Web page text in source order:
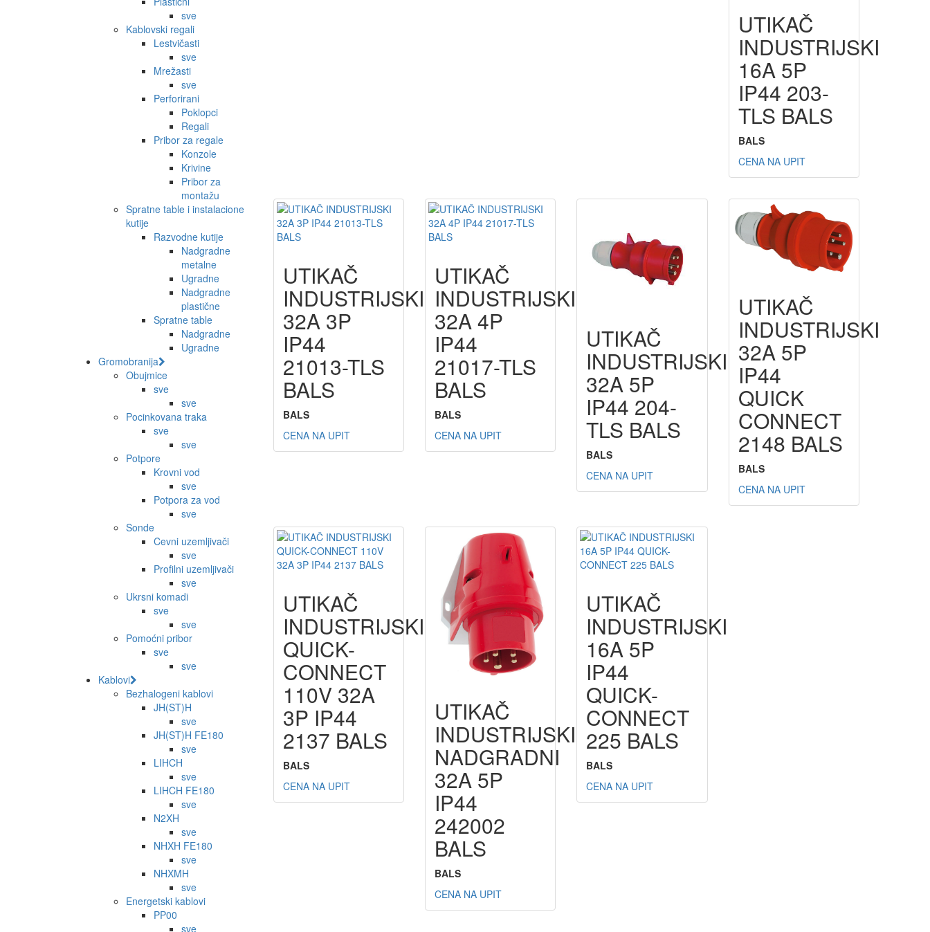
sve
Kablovski regali
Lestvičasti
sve
Mrežasti
sve
Perforirani
Poklopci
Regali
Pribor za regale
Konzole
Krivine
Pribor za
montažu
Spratne table i instalacione
kutije
Razvodne kutije
Nadgradne
metalne
Ugradne
Nadgradne
plastične
Spratne table
Nadgradne
Ugradne
Gromobranija
Obujmice
sve
sve
Pocinkovana traka
sve
sve
Potpore
Krovni vod
sve
Potpora za vod
sve
Sonde
Cevni uzemljivači
sve
Profilni uzemljivači
sve
Ukrsni komadi
sve
sve
Pomoćni pribor
sve
sve
Kablovi
Bezhalogeni kablovi
JH(ST)H
sve
JH(ST)H FE180
sve
LIHCH
sve
LIHCH FE180
sve
N2XH
sve
NHXH FE180
sve
NHXMH
sve
Energetski kablovi
PP00
sve
UTIKAČ
INDUSTRIJSKI
16A 5P
IP44 203-
TLS BALS
BALS
CENA NA UPIT
UTIKAČ
INDUSTRIJSKI
32A 3P
IP44
21013-TLS
BALS
BALS
CENA NA UPIT
UTIKAČ
INDUSTRIJSKI
32A 4P
IP44
21017-TLS
BALS
BALS
CENA NA UPIT
UTIKAČ
INDUSTRIJSKI
32A 5P
IP44 204-
TLS BALS
BALS
CENA NA UPIT
UTIKAČ
INDUSTRIJSKI
32A 5P
IP44
QUICK
CONNECT
2148 BALS
BALS
CENA NA UPIT
UTIKAČ
INDUSTRIJSKI
QUICK-
CONNECT
110V 32A
3P IP44
2137 BALS
BALS
CENA NA UPIT
UTIKAČ
INDUSTRIJSKI
NADGRADNI
32A 5P
IP44
242002
BALS
BALS
CENA NA UPIT
UTIKAČ
INDUSTRIJSKI
16A 5P
IP44
QUICK-
CONNECT
225 BALS
BALS
CENA NA UPIT